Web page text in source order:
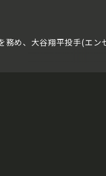
め、大谷翔平投手(エン